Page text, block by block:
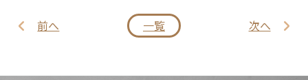
前へ 一覧 次へ